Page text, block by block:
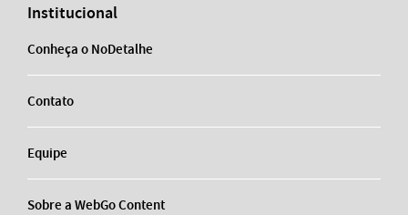
Institucional
Conheça o NoDetalhe
Contato
Equipe
Sobre a WebGo Content